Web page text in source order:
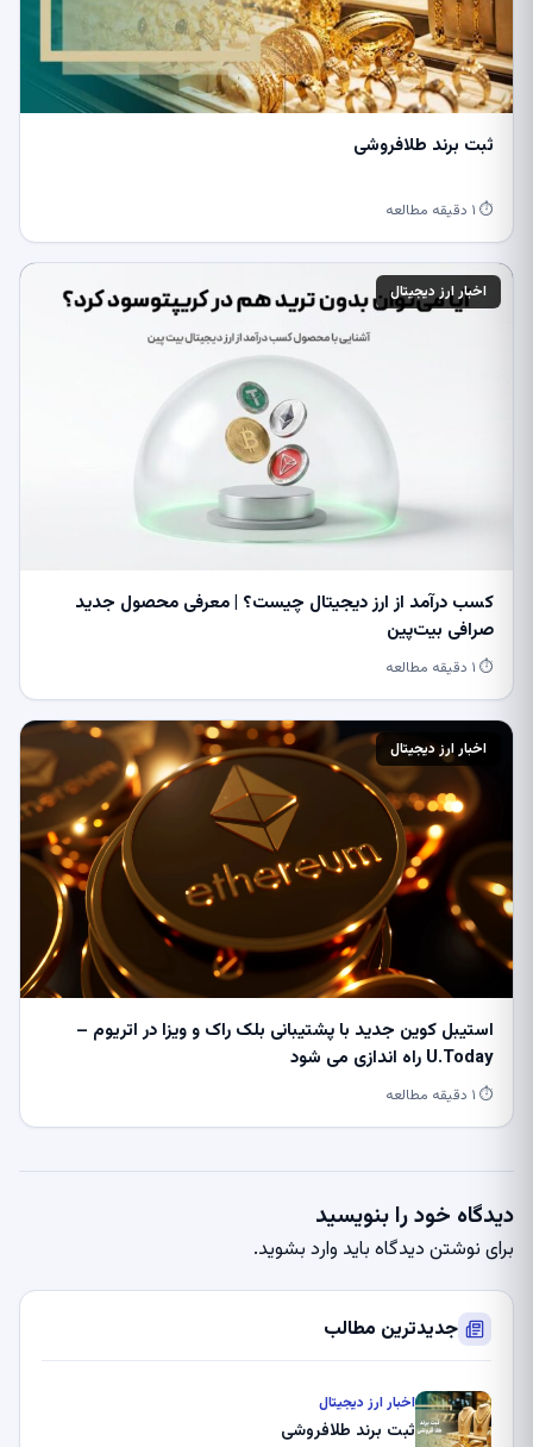
ثبت برند طلافروشی
⏱ ۱ دقیقه مطالعه
اخبار ارز دیجیتال
کسب درآمد از ارز دیجیتال چیست؟ | معرفی محصول جدید
صرافی بیت‌پین
⏱ ۱ دقیقه مطالعه
اخبار ارز دیجیتال
استیبل کوین جدید با پشتیبانی بلک راک و ویزا در اتریوم –
U.Today راه اندازی می شود
⏱ ۱ دقیقه مطالعه
دیدگاه خود را بنویسید
برای نوشتن دیدگاه باید وارد بشوید.
جدیدترین مطالب
اخبار ارز دیجیتال
ثبت برند طلافروشی